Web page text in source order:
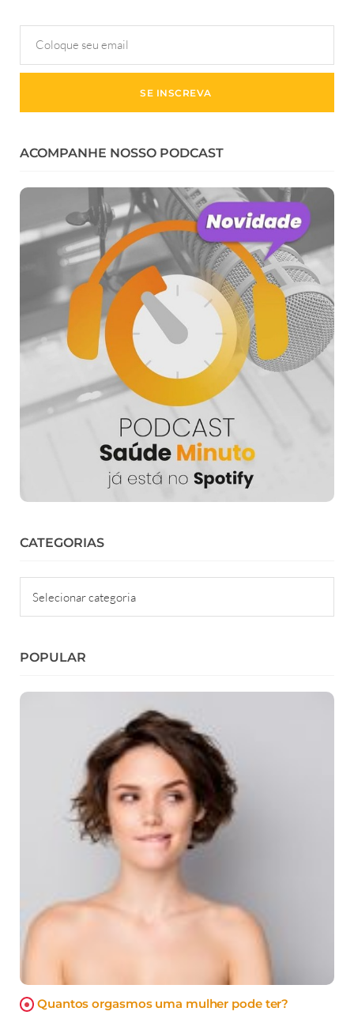
ACOMPANHE NOSSO PODCAST
CATEGORIAS
POPULAR
Quantos orgasmos uma mulher pode ter?